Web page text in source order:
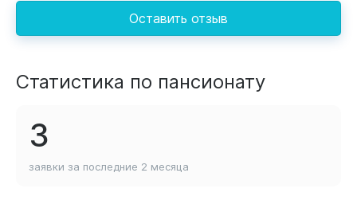
Оставить отзыв
Статистика по пансионату
3
заявки за последние 2 месяца